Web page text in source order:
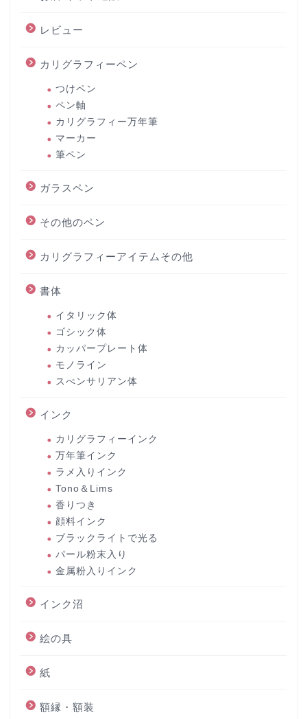
レビュー
カリグラフィーペン
つけペン
ペン軸
カリグラフィー万年筆
マーカー
筆ペン
ガラスペン
その他のペン
カリグラフィーアイテムその他
書体
イタリック体
ゴシック体
カッパープレート体
モノライン
スぺンサリアン体
インク
カリグラフィーインク
万年筆インク
ラメ入りインク
Tono＆Lims
香りつき
顔料インク
ブラックライトで光る
パール粉末入り
金属粉入りインク
インク沼
絵の具
紙
額縁・額装